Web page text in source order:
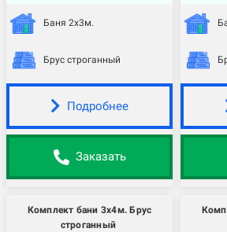
Баня 2х3м.
Брус строганный
Подробнее
Заказать
Комплект бани 3х4м. Брус
строганный